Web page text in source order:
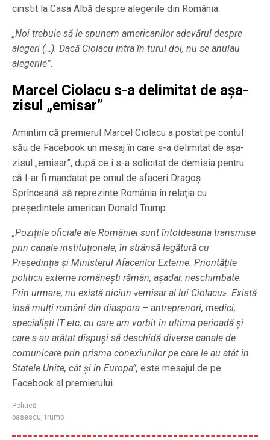
cinstit la Casa Albă despre alegerile din România:
„Noi trebuie să le spunem americanilor adevărul despre
alegeri (…). Dacă Ciolacu intra în turul doi, nu se anulau
alegerile”.
Marcel Ciolacu s-a delimitat de aşa-
zisul „emisar”
Amintim că premierul Marcel Ciolacu a postat pe contul
său de Facebook un mesaj în care s-a delimitat de aşa-
zisul „emisar”, după ce i s-a solicitat de demisia pentru
că l-ar fi mandatat pe omul de afaceri Dragoș
Sprînceană să reprezinte România în relaţia cu
preşedintele american Donald Trump.
„Pozițiile oficiale ale României sunt întotdeauna transmise
prin canale instituționale, în strânsă legătură cu
Președinția și Ministerul Afacerilor Externe. Prioritățile
politicii externe românești rămân, așadar, neschimbate.
Prin urmare, nu există niciun «emisar al lui Ciolacu». Există
însă mulți români din diaspora – antreprenori, medici,
specialiști IT etc, cu care am vorbit în ultima perioadă și
care s-au arătat dispuși să deschidă diverse canale de
comunicare prin prisma conexiunilor pe care le au atât în
Statele Unite, cât și în Europa”, este mesajul de pe
Facebook al premierului.
Politică
basescu ,trump